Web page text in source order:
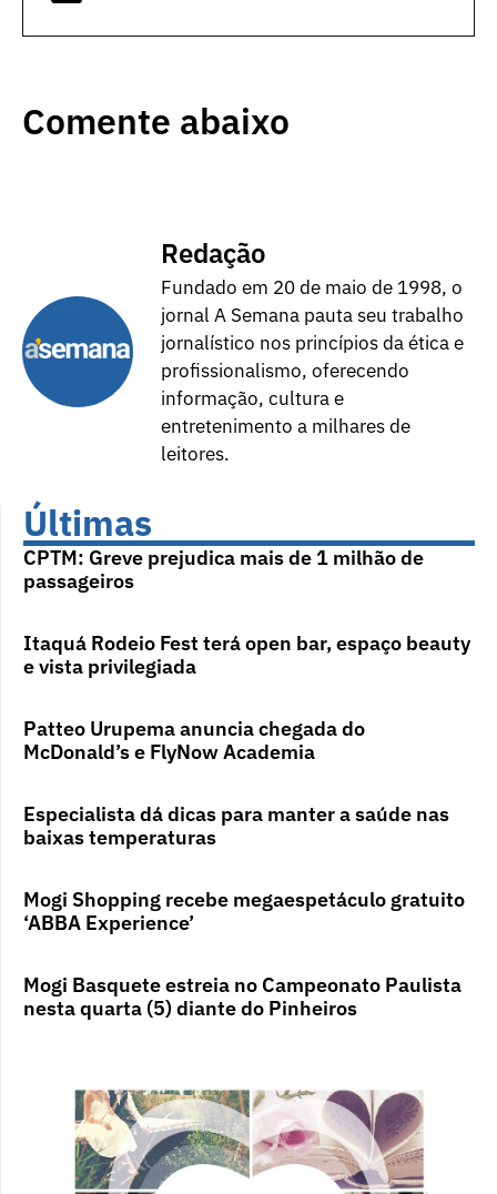
Comente abaixo
Redação
Fundado em 20 de maio de 1998, o
jornal A Semana pauta seu trabalho
jornalístico nos princípios da ética e
profissionalismo, oferecendo
informação, cultura e
entretenimento a milhares de
leitores.
Últimas
CPTM: Greve prejudica mais de 1 milhão de
passageiros
Itaquá Rodeio Fest terá open bar, espaço beauty
e vista privilegiada
Patteo Urupema anuncia chegada do
McDonald’s e FlyNow Academia
Especialista dá dicas para manter a saúde nas
baixas temperaturas
Mogi Shopping recebe megaespetáculo gratuito
‘ABBA Experience’
Mogi Basquete estreia no Campeonato Paulista
nesta quarta (5) diante do Pinheiros